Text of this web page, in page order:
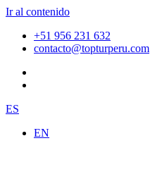
Ir al contenido
+51 956 231 632
contacto@topturperu.com
ES
EN